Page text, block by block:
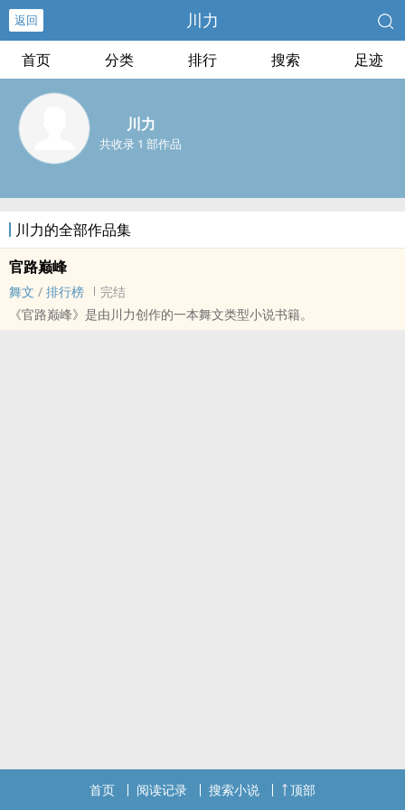
返回 川力
首页 分类 排行 搜索 足迹
川力
共收录 1 部作品
川力的全部作品集
官路巅峰
舞文 / 排行榜
完结
《官路巅峰》是由川力创作的一本舞文类型小说书籍。
首页 阅读记录 搜索小说 顶部